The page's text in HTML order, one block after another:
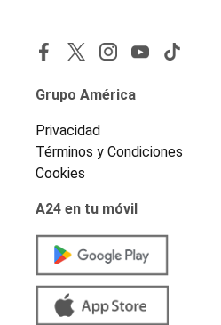
Grupo América
Privacidad
Términos y Condiciones
Cookies
A24 en tu móvil